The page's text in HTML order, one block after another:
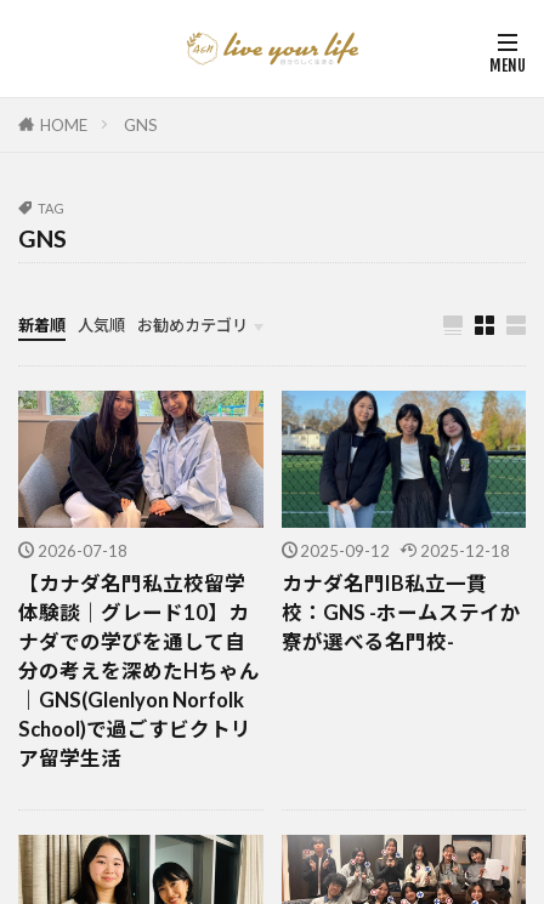
HOME GNS
TAG
GNS
新着順 人気順 お勧めカテゴリ
カナダ中学・高校留学
カナダ親子留学・教育移住
体験談（カナダ高校留学・親子移住）
カナダ留学カウンセリング内容実例集
2026-07-18
【カナダ名門私立校留学
体験談｜グレード10】カ
ナダでの学びを通して自
分の考えを深めたHちゃん
｜GNS(Glenlyon Norfolk
School)で過ごすビクトリ
ア留学生活
2025-09-12 2025-12-18
カナダ名門IB私立一貫
校：GNS -ホームステイか
寮が選べる名門校-